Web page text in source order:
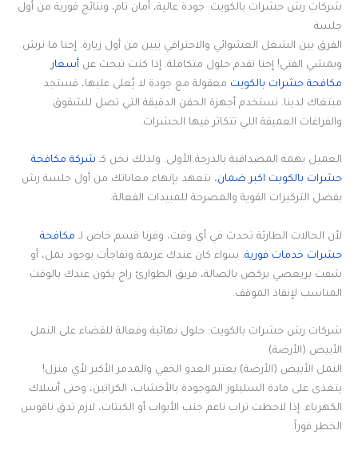
شركات رش حشرات بالكويت: جودة عالية، أمان تام، ونتائج فورية من أول
جلسة
الفرق بين الشغل العشوائي والاحترافي يبين من أول زيارة. إحنا ما نرش
ويمشي الفني! إحنا نقدم حلول متكاملة. إذا كنت تبحث عن أسعار
مكافحة حشرات بالكويت معقولة مع جودة لا يُعلى عليها، فستجد
مبتغاك لدينا. نستخدم أجهزة الحقن الدقيقة التي تصل للشقوق
والفراغات العميقة اللي تتكاثر فيها الحشرات.
العميل يهمه المصداقية بالدرجة الأولى. ولذلك نحن كـ شركة مكافحة
حشرات بالكويت اكبر ضمان، نتعهد بإنهاء معاناتك من أول جلسة رش
بفضل التركيزات القوية والمصرحة للمبيدات الفعالة.
لأن الحالات الطارئة تحدث في أي وقت، وفرنا قسم خاص لـ مكافحة
حشرات خدمات فورية. سواء كان عندك عزيمة وتفاجأت بوجود نمل، أو
شفت بريعصي يركض بالصالة، فريق الطوارئ راح يكون عندك بالوقت
المناسب لإنقاذ الموقف.
شركات رش حشرات بالكويت: حلول نهائية وفعالة للقضاء على النمل
الأبيض (الأرضة)
النمل الأبيض (الأرضة) يعتبر العدو الخفي والمدمر الأكبر لأي منزل!
يتغذى على مادة السليلوز الموجودة بالأخشاب، الكراتين، وحتى أسلاك
الكهرباء. إذا لاحظت تراب ناعم جنب الأبواب أو الكبتات، لازم تدق ناقوس
الخطر فوراً.